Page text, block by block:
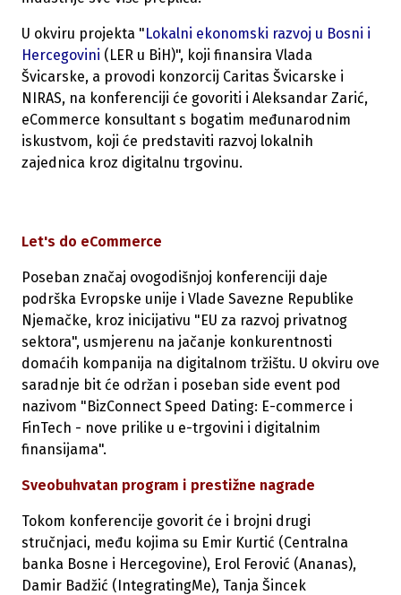
U okviru projekta "Lokalni ekonomski razvoj u Bosni i
Hercegovini (LER u BiH)", koji finansira Vlada
Švicarske, a provodi konzorcij Caritas Švicarske i
NIRAS, na konferenciji će govoriti i Aleksandar Zarić,
eCommerce konsultant s bogatim međunarodnim
iskustvom, koji će predstaviti razvoj lokalnih
zajednica kroz digitalnu trgovinu.
Let's do eCommerce
Poseban značaj ovogodišnjoj konferenciji daje
podrška Evropske unije i Vlade Savezne Republike
Njemačke, kroz inicijativu "EU za razvoj privatnog
sektora", usmjerenu na jačanje konkurentnosti
domaćih kompanija na digitalnom tržištu. U okviru ove
saradnje bit će održan i poseban side event pod
nazivom "BizConnect Speed Dating: E-commerce i
FinTech - nove prilike u e-trgovini i digitalnim
finansijama".
Sveobuhvatan program i prestižne nagrade
Tokom konferencije govorit će i brojni drugi
stručnjaci, među kojima su Emir Kurtić (Centralna
banka Bosne i Hercegovine), Erol Ferović (Ananas),
Damir Badžić (IntegratingMe), Tanja Šincek